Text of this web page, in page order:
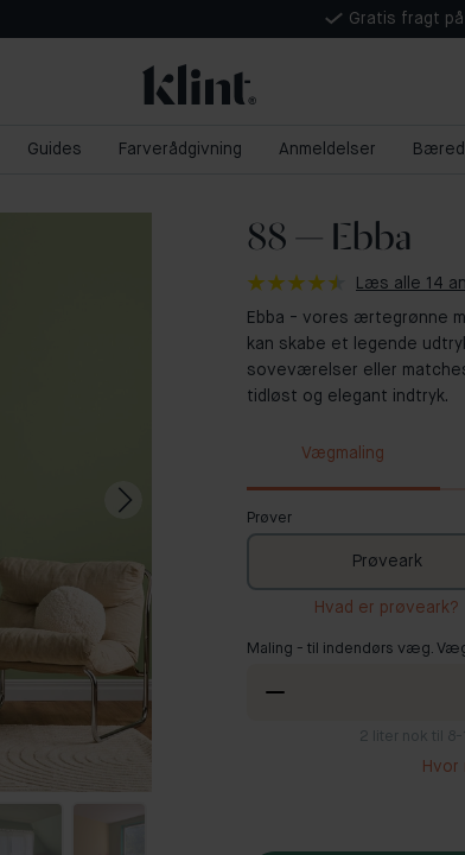
Gratis fragt
Guides Farverådgivning Anmeldelser
88 — Ebba
Læs alle 14
Ebba - vores ærtegrønne
kan skabe et legende
soveværelser eller
tidløst og elegant indtryk.
Vægmaling
Prøver
Prøveark
Hvad er prøveark?
Maling - til indendørs væg.
2 liter nok til
Hvor